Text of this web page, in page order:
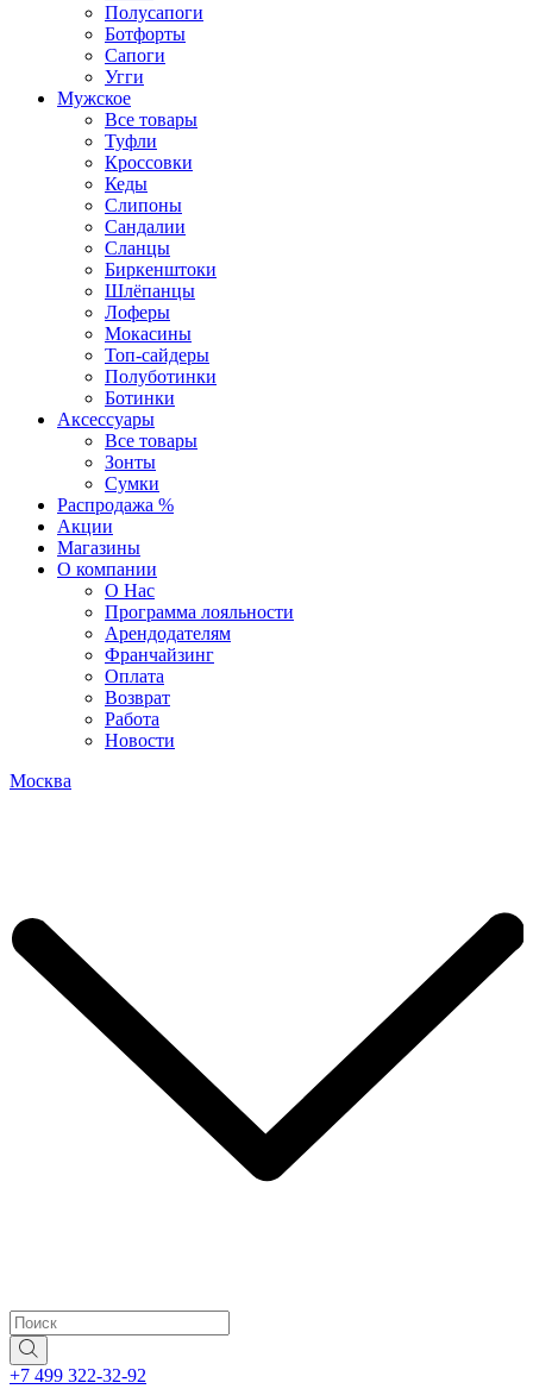
Полусапоги
Ботфорты
Сапоги
Угги
Мужское
Все товары
Туфли
Кроссовки
Кеды
Слипоны
Сандалии
Сланцы
Биркенштоки
Шлёпанцы
Лоферы
Мокасины
Топ-сайдеры
Полуботинки
Ботинки
Аксессуары
Все товары
Зонты
Сумки
Распродажа %
Акции
Магазины
О компании
О Нас
Программа лояльности
Арендодателям
Франчайзинг
Оплата
Возврат
Работа
Новости
Москва
+7 499 322-32-92